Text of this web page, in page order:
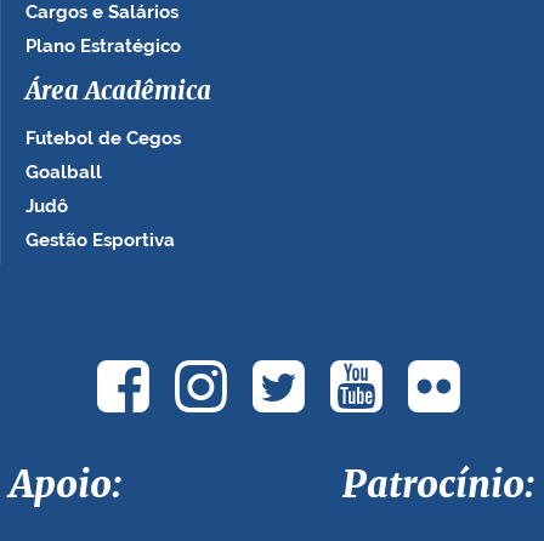
Cargos e Salários
Plano Estratégico
Área Acadêmica
Futebol de Cegos
Goalball
Judô
Gestão Esportiva
Apoio: Patrocínio: